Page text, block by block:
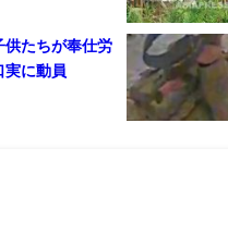
供たちが奉仕労
に動員